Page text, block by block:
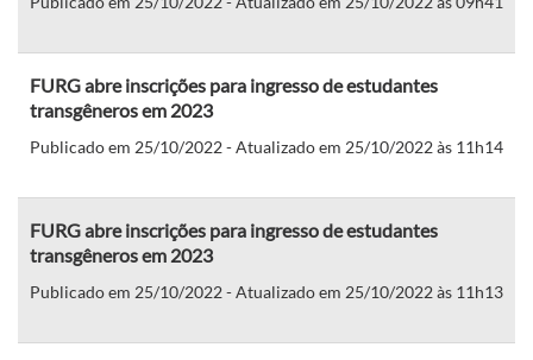
FURG abre inscrições para ingresso de estudantes
transgêneros em 2023
Publicado em 25/10/2022 - Atualizado em 25/10/2022 às 11h14
FURG abre inscrições para ingresso de estudantes
transgêneros em 2023
Publicado em 25/10/2022 - Atualizado em 25/10/2022 às 11h13